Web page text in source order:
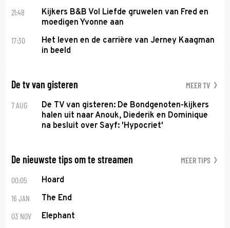
21:48
Kijkers B&B Vol Liefde gruwelen van Fred en
moedigen Yvonne aan
17:30
Het leven en de carrière van Jerney Kaagman
in beeld
De tv van gisteren MEER TV
7 AUG
De TV van gisteren: De Bondgenoten-kijkers
halen uit naar Anouk, Diederik en Dominique
na besluit over Sayf: 'Hypocriet'
De nieuwste tips om te streamen MEER TIPS
00:05 Hoard
16 JAN The End
03 NOV Elephant